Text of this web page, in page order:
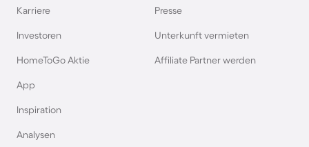
Karriere
Investoren
HomeToGo Aktie
App
Inspiration
Analysen
Presse
Unterkunft vermieten
Affiliate Partner werden